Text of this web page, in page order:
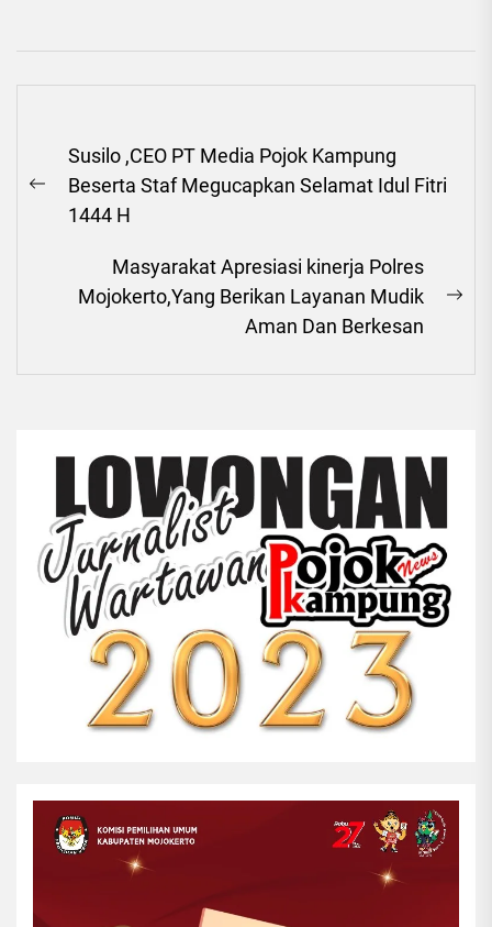
pos
Previous
Susilo ,CEO PT Media Pojok Kampung
Beserta Staf Megucapkan Selamat Idul Fitri
1444 H
Masyarakat Apresiasi kinerja Polres
Mojokerto,Yang Berikan Layanan Mudik
Aman Dan Berkesan